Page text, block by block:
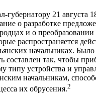
губернатору 21 августа
о разработке
и о
распространяется
начальниках.
составлен так, чтобы
типу устройства и
начальникам,
их обрусения.2